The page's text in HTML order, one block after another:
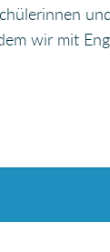
wir mit